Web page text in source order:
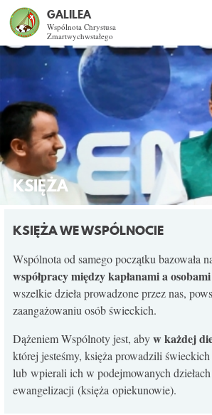
GALILEA
Wspólnota Chrystusa
Zmartwychwstałego
Szukaj
CO DAJE ŻYCIE Z
SPOTKANIA
DLA KOGO?
AKTUALNOŚCI
WSPÓLNOTA
KURSY SNE
KONTAKT
KSIĘŻA
KSIĘŻA WE WSPÓLNOCIE
Wspólnota od samego początku bazowała
współpracy między kapłanami a
wszelkie dzieła prowadzone przez nas,
zaangażowaniu osób świeckich.
Dążeniem Wspólnoty jest, abyw każdej
której jesteśmy, księża prowadzili
lub wpierali ich w podejmowanych dziełach
ewangelizacji (księża opiekunowie).